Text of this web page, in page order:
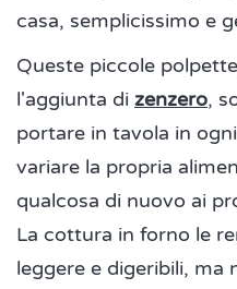
casa, semplicissimo e
Queste piccole
l'aggiunta di zenzero,
portare in tavola in
variare la propria
qualcosa di nuovo ai
La cottura in forno le
leggere e digeribili, ma